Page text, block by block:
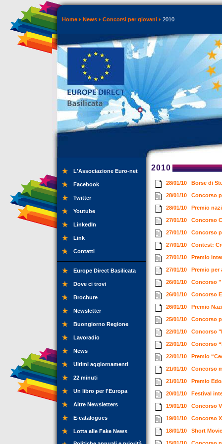
Home News Concorsi per giovani 2010
L'Associazione Euro-net
Facebook
Twitter
Youtube
LinkedIn
Link
Contatti
Europe Direct Basilicata
Dove ci trovi
Brochure
Newsletter
Buongiorno Regione
Lavoradio
News
Ultimi aggiornamenti
22 minuti
Un libro per l'Europa
Altre Newsletters
E-catalogues
Lotta alle Fake News
2010
28/01/10 Borse di
28/01/10 Concorso
28/01/10 Premio
27/01/10 Concorso
27/01/10 Concorso
27/01/10 Contest:
27/01/10 Premio
27/01/10 Premio
26/01/10 Concorso "
26/01/10 Concorso
26/01/10 Premio
25/01/10 Concorso
22/01/10 Concorso
22/01/10 Concorso
22/01/10 Premio
21/01/10 Concorso
21/01/10 Premio
20/01/10 Festival
19/01/10 Concorso
19/01/10 Concorso
18/01/10 Short